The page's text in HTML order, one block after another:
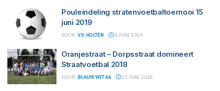
Pouleindeling stratenvoetbaltoernooi 15
juni 2019
DOOR: V.V. HOLTEN 4 JUNI 2019
Oranjestraat – Dorpsstraat domineert
Straatvoetbal 2018
DOOR: BLAUW WIT 66 21 JUNI 2018